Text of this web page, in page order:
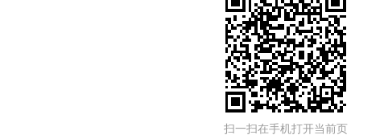
扫一扫在手机打开当前页